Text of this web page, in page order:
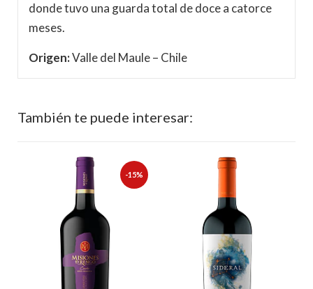
donde tuvo una guarda total de doce a catorce
meses.
Origen:Valle del Maule – Chile
También te puede interesar:
-15%